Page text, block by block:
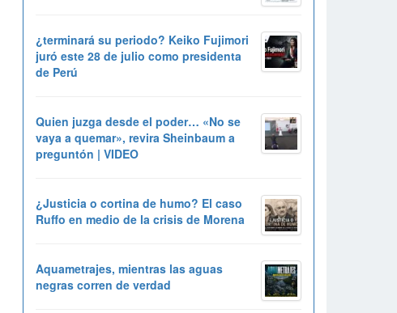
¿terminará su periodo? Keiko Fujimori
juró este 28 de julio como presidenta
de Perú
Quien juzga desde el poder… «No se
vaya a quemar», revira Sheinbaum a
preguntón | VIDEO
¿Justicia o cortina de humo? El caso
Ruffo en medio de la crisis de Morena
Aquametrajes, mientras las aguas
negras corren de verdad